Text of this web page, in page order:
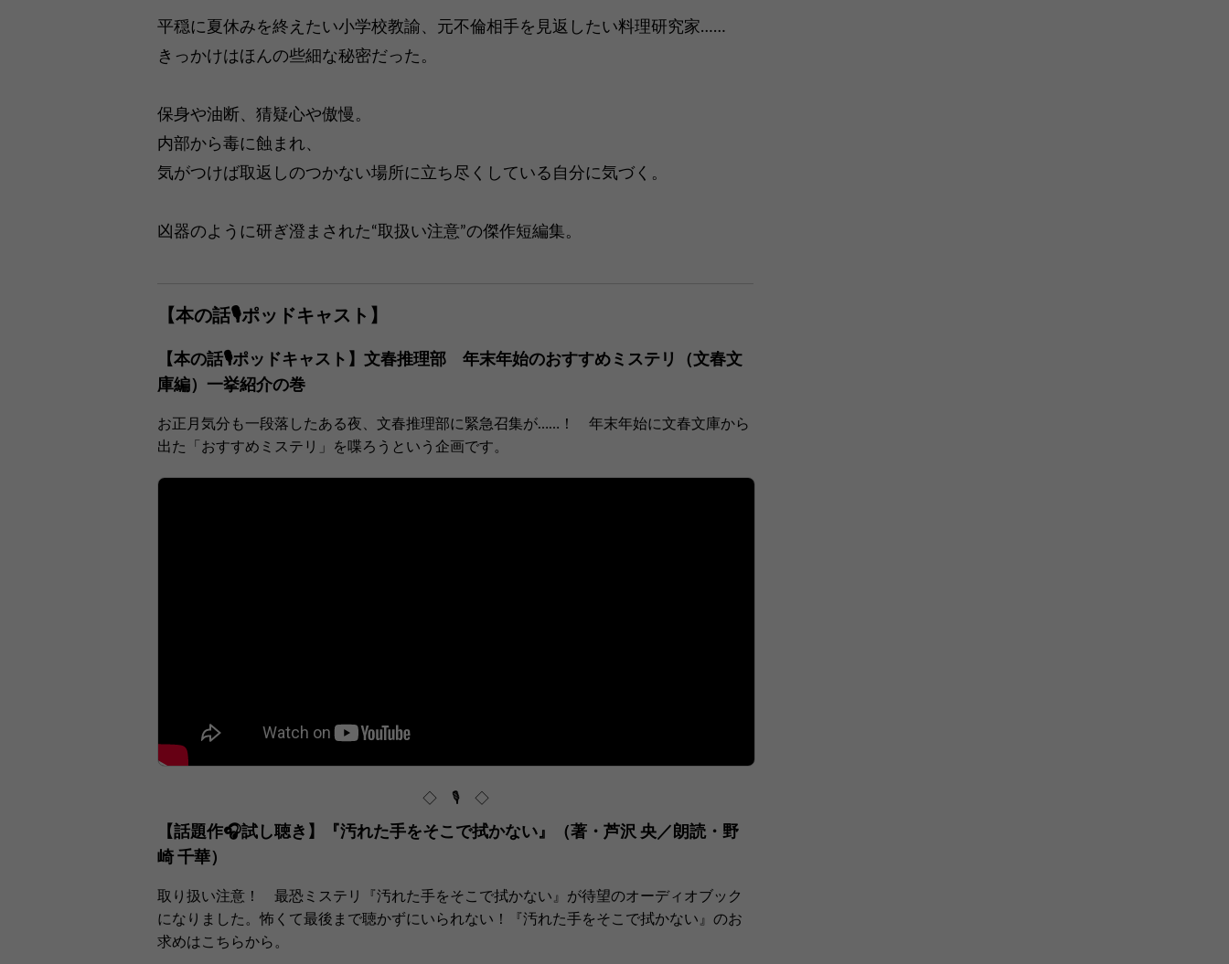
平穏に夏休みを終えたい小学校教諭、元不倫相手を見返したい料理研究家……
きっかけはほんの些細な秘密だった。
保身や油断、猜疑心や傲慢。
内部から毒に蝕まれ、
気がつけば取返しのつかない場所に立ち尽くしている自分に気づく。
凶器のように研ぎ澄まされた“取扱い注意”の傑作短編集。
【本の話🎙ポッドキャスト】
【本の話🎙ポッドキャスト】文春推理部 年末年始のおすすめミステリ（文春文
庫編）一挙紹介の巻
お正月気分も一段落したある夜、文春推理部に緊急召集が……！ 年末年始に文春文庫から
出た「おすすめミステリ」を喋ろうという企画です。
◇ 🎙 ◇
【話題作🎧試し聴き】『汚れた手をそこで拭かない』（著・芦沢 央／朗読・野
崎 千華）
取り扱い注意！ 最恐ミステリ『汚れた手をそこで拭かない』が待望のオーディオブック
になりました。怖くて最後まで聴かずにいられない！『汚れた手をそこで拭かない』のお
求めはこちらから。